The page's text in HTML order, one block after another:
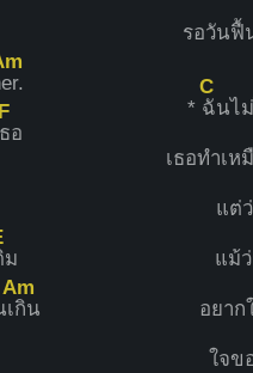
er.
F
ธอ
ม
Am
กิน
รอวันฟื้
*
C
ฉันไ
เธอทำเ
แต่
แม้
อยาก
ใจข